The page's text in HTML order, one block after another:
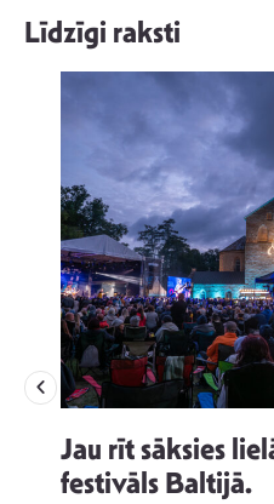
Līdzīgi raksti
Jau rīt sāksies
festivāls Baltijā.